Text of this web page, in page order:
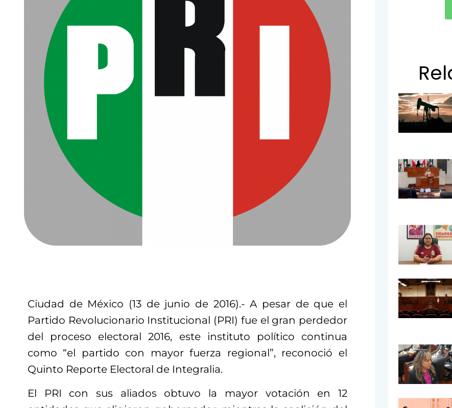
Ciudad de México (13 de junio de 2016).- A pesar de que el
Partido Revolucionario Institucional (PRI) fue el gran perdedor
del proceso electoral 2016, este instituto político continua
como “el partido con mayor fuerza regional”, reconoció el
Quinto Reporte Electoral de Integralia.
El PRI con sus aliados obtuvo la mayor votación en 12